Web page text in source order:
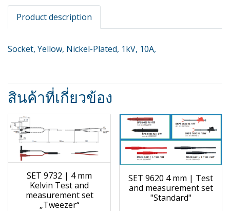
Product description
Socket, Yellow, Nickel-Plated, 1kV, 10A,
สินค้าที่เกี่ยวข้อง
SET 9732 | 4 mm
Kelvin Test and
measurement set
„Tweezer“
SET 9620 4 mm | Test
and measurement set
"Standard"